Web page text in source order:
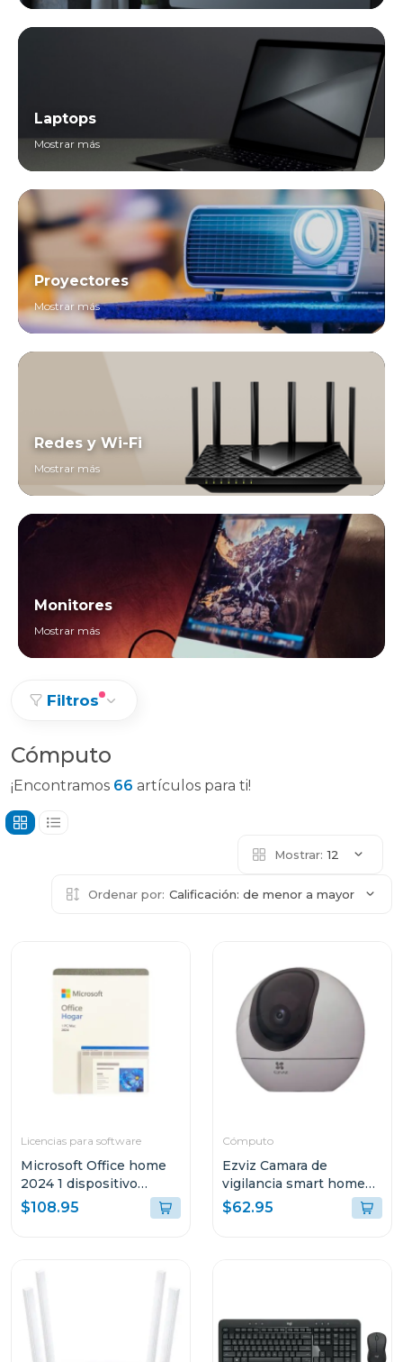
Laptops
Mostrar más
Proyectores
Mostrar más
Redes y Wi-Fi
Mostrar más
Monitores
Mostrar más
Filtros
Cómputo
¡Encontramos 66 artículos para ti!
Mostrar: 12
Ordenar por: Calificación: de menor a mayor
Licencias para software
Microsoft Office home
2024 1 dispositivo
pc/mac permanente
$108.95
Cómputo
Ezviz Camara de
vigilancia smart home
camera 3k h6
$62.95